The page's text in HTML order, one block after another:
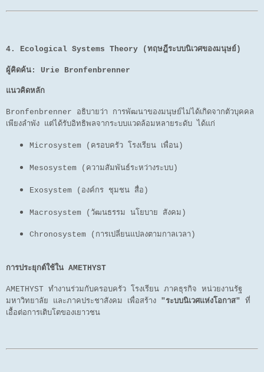
4. Ecological Systems Theory (ทฤษฎีระบบนิเวศของมนุษย์)
ผู้คิดค้น: Urie Bronfenbrenner
แนวคิดหลัก
Bronfenbrenner อธิบายว่า การพัฒนาของมนุษย์ไม่ได้เกิดจากตัวบุคคล
เพียงลำพัง แต่ได้รับอิทธิพลจากระบบแวดล้อมหลายระดับ ได้แก่
Microsystem (ครอบครัว โรงเรียน เพื่อน)
Mesosystem (ความสัมพันธ์ระหว่างระบบ)
Exosystem (องค์กร ชุมชน สื่อ)
Macrosystem (วัฒนธรรม นโยบาย สังคม)
Chronosystem (การเปลี่ยนแปลงตามกาลเวลา)
การประยุกต์ใช้ใน AMETHYST
AMETHYST ทำงานร่วมกับครอบครัว โรงเรียน ภาคธุรกิจ หน่วยงานรัฐ
มหาวิทยาลัย และภาคประชาสังคม เพื่อสร้าง "ระบบนิเวศแห่งโอกาส"
ที่
เอื้อต่อการเติบโตของเยาวชน